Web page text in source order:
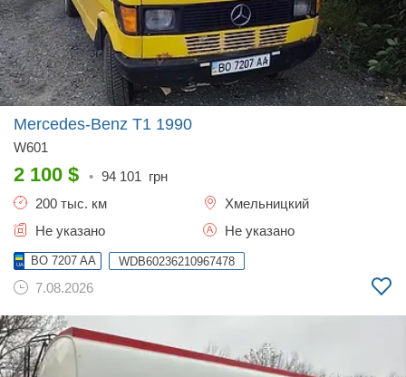
Mercedes-Benz T1 1990
W601
2 100 $ • 94 101 грн
200 тыс. км
Хмельницкий
Не указано
Не указано
BO 7207 AA WDB60236210967478
7.08.2026